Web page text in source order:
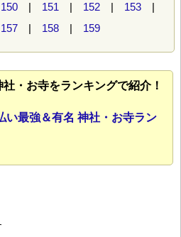
150 | 151 | 152 | 153 |
157 | 158 | 159
・お寺をランキングで紹介！
い最強＆有名 神社・お寺ラン